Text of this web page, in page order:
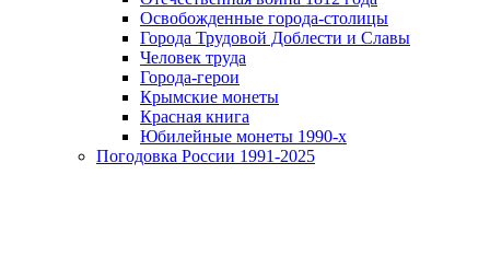
Освобожденные города-столицы
Города Трудовой Доблести и Славы
Человек труда
Города-герои
Крымские монеты
Красная книга
Юбилейные монеты 1990-х
Погодовка России 1991-2025